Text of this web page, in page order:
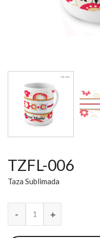
TZFL-006
Taza Sublimada